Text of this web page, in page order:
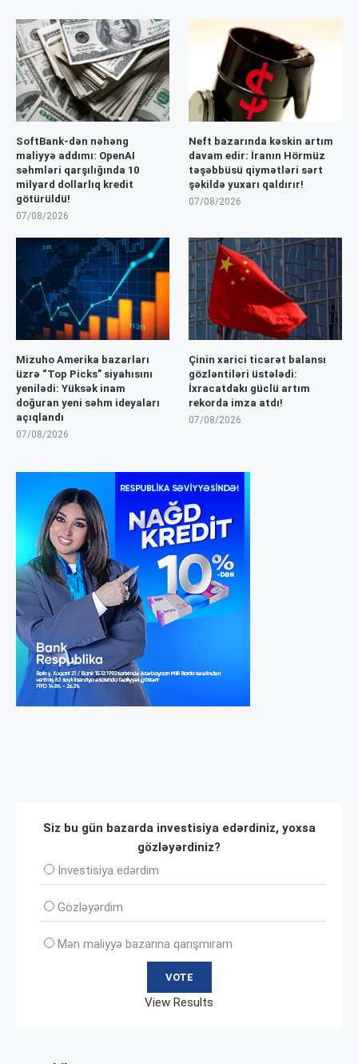
SoftBank-dən nəhəng
maliyyə addımı: OpenAI
səhmləri qarşılığında 10
milyard dollarlıq kredit
götürüldü!
07/08/2026
Neft bazarında kəskin artım
davam edir: İranın Hörmüz
təşəbbüsü qiymətləri sərt
şəkildə yuxarı qaldırır!
07/08/2026
Mizuho Amerika bazarları
üzrə “Top Picks” siyahısını
yenilədi: Yüksək inam
doğuran yeni səhm ideyaları
açıqlandı
07/08/2026
Çinin xarici ticarət balansı
gözləntiləri üstələdi:
İxracatdakı güclü artım
rekorda imza atdı!
07/08/2026
Siz bu gün bazarda investisiya edərdiniz, yoxsa
gözləyərdiniz?
İnvеstisiya edərdim
Gözləyərdim
Mən maliyyə bazarına qarışmıram
View Results